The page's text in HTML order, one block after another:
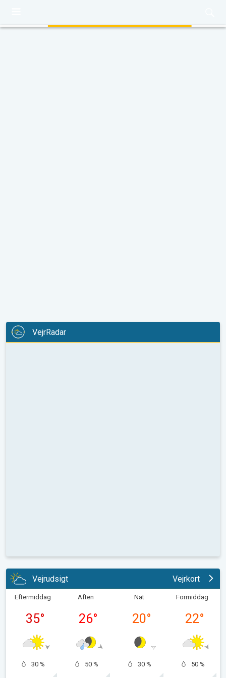
VejrRadar
Vejrudsigt Vejrkort
Eftermiddag
35°
30 %
Aften
26°
50 %
Nat
20°
30 %
Formiddag
22°
50 %